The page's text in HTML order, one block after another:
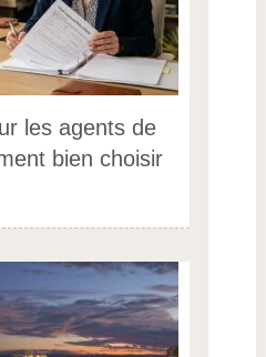
les agents de
bien choisir